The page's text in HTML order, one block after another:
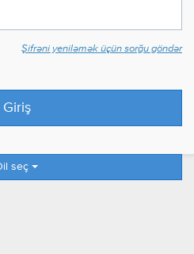
Şifrəni yeniləmək üçün sorğu göndər
seç